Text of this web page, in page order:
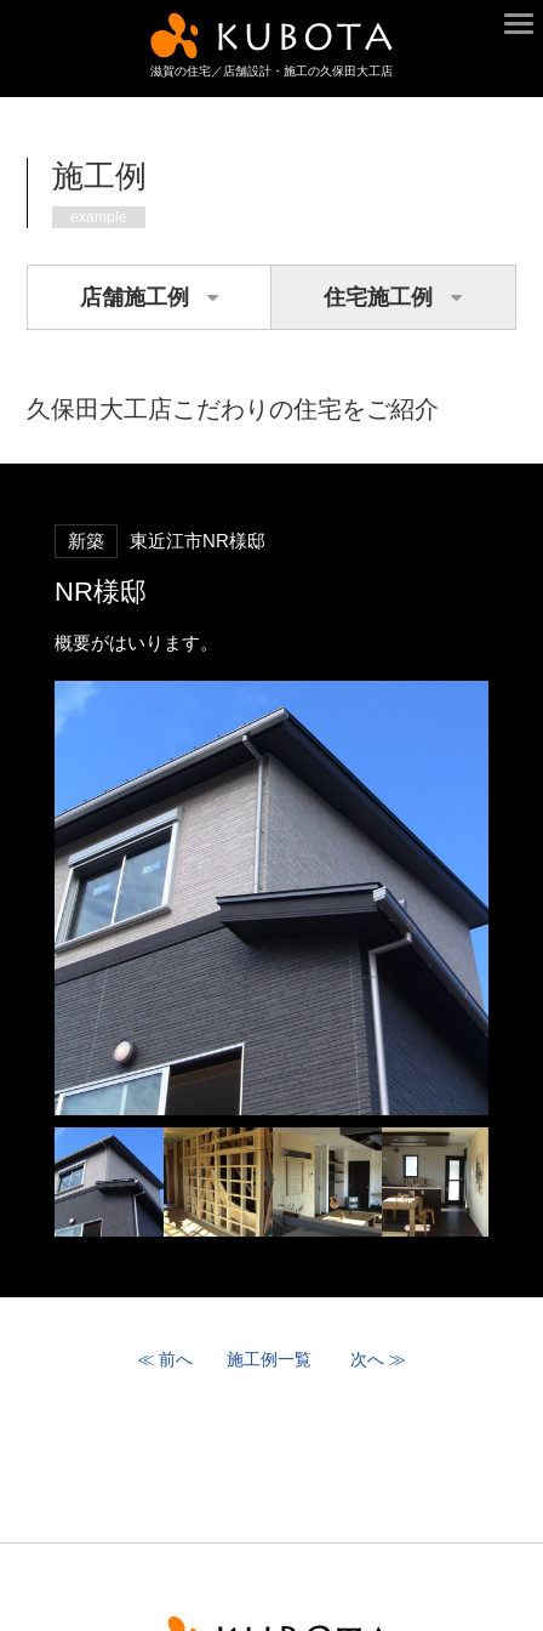
滋賀の住宅／店舗設計・施工の久保田大工店
施工例
example
店舗施工例 住宅施工例
久保田大工店こだわりの住宅をご紹介
新築 東近江市NR様邸
NR様邸
概要がはいります。
≪ 前へ 施工例一覧 次へ ≫